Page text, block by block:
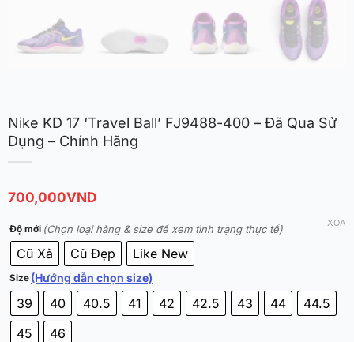
Nike KD 17 ‘Travel Ball’ FJ9488-400 – Đã Qua Sử
Dụng – Chính Hãng
700,000VND
Độ mới (Chọn loại hàng & size để xem tình trạng thực tế)
Cũ Xả Cũ Đẹp Like New
Size (Hướng dẫn chọn size)
39 40 40.5 41 42 42.5 43 44
44.5
45
46
XÓA